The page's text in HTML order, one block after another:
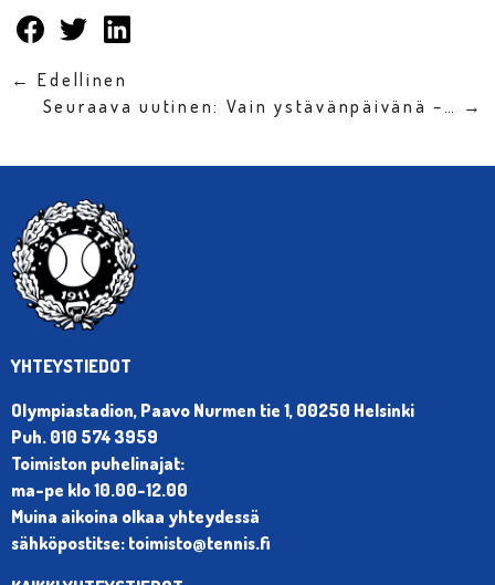
← Edellinen
Seuraava uutinen: Vain ystävänpäivänä –… →
YHTEYSTIEDOT
Olympiastadion, Paavo Nurmen tie 1, 00250 Helsinki
Puh. 010 574 3959
Toimiston puhelinajat:
ma-pe klo 10.00-12.00
Muina aikoina olkaa yhteydessä
sähköpostitse: toimisto@tennis.fi